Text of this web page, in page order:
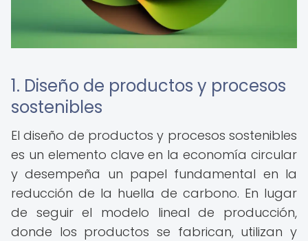
1. Diseño de productos y procesos
sostenibles
El diseño de productos y procesos sostenibles
es un elemento clave en la economía circular
y desempeña un papel fundamental en la
reducción de la huella de carbono. En lugar
de seguir el modelo lineal de producción,
donde los productos se fabrican, utilizan y